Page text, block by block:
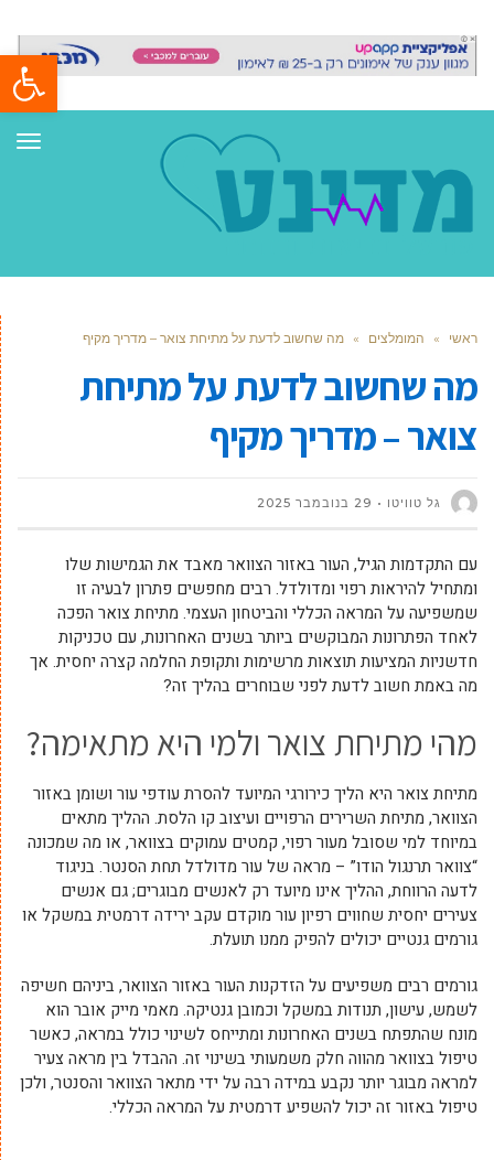
פתח
ראשי » המומלצים » מה שחשוב לדעת על מתיחת צואר – מדריך מקיף
מה שחשוב לדעת על מתיחת
צואר – מדריך מקיף
גל טוויטו 29 בנובמבר 2025
עם התקדמות הגיל, העור באזור הצוואר מאבד את הגמישות שלו
ומתחיל להיראות רפוי ומדולדל. רבים מחפשים פתרון לבעיה זו
שמשפיעה על המראה הכללי והביטחון העצמי. מתיחת צואר הפכה
לאחד הפתרונות המבוקשים ביותר בשנים האחרונות, עם טכניקות
חדשניות המציעות תוצאות מרשימות ותקופת החלמה קצרה יחסית. אך
מה באמת חשוב לדעת לפני שבוחרים בהליך זה?
מהי מתיחת צואר ולמי היא מתאימה?
מתיחת צואר היא הליך כירורגי המיועד להסרת עודפי עור ושומן באזור
הצוואר, מתיחת השרירים הרפויים ועיצוב קו הלסת. ההליך מתאים
במיוחד למי שסובל מעור רפוי, קמטים עמוקים בצוואר, או מה שמכונה
“צוואר תרנגול הודו” – מראה של עור מדולדל תחת הסנטר. בניגוד
לדעה הרווחת, ההליך אינו מיועד רק לאנשים מבוגרים; גם אנשים
צעירים יחסית שחווים רפיון עור מוקדם עקב ירידה דרמטית במשקל או
גורמים גנטיים יכולים להפיק ממנו תועלת.
גורמים רבים משפיעים על הזדקנות העור באזור הצוואר, ביניהם חשיפה
לשמש, עישון, תנודות במשקל וכמובן גנטיקה. מאמי מייק אובר הוא
מונח שהתפתח בשנים האחרונות ומתייחס לשינוי כולל במראה, כאשר
טיפול בצוואר מהווה חלק משמעותי בשינוי זה. ההבדל בין מראה צעיר
למראה מבוגר יותר נקבע במידה רבה על ידי מתאר הצוואר והסנטר, ולכן
טיפול באזור זה יכול להשפיע דרמטית על המראה הכללי.